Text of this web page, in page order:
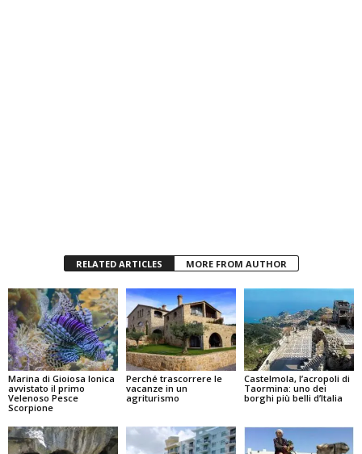
RELATED ARTICLES MORE FROM AUTHOR
Marina di Gioiosa Ionica
avvistato il primo
Velenoso Pesce
Scorpione
Perché trascorrere le
vacanze in un
agriturismo
Castelmola, l’acropoli di
Taormina: uno dei
borghi più belli d’Italia